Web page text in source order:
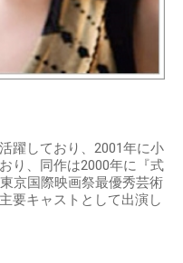
躍しており、2001年に小
り、同作は2000年に『式
京国際映画祭最優秀芸術
要キャストとして出演し